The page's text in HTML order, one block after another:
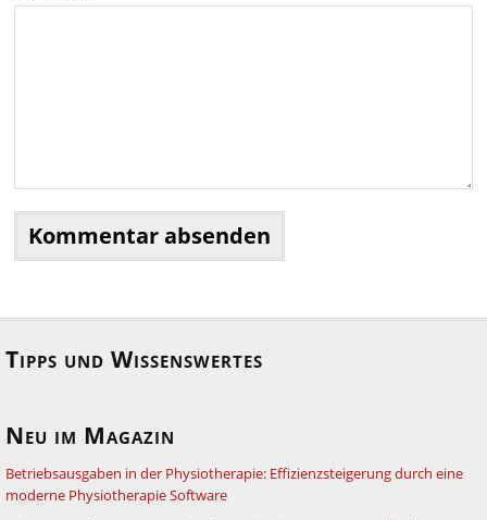
Tipps und Wissenswertes
Neu im Magazin
Betriebsausgaben in der Physiotherapie: Effizienzsteigerung durch eine
moderne Physiotherapie Software